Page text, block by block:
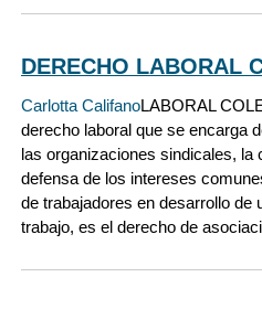
DERECHO LABORAL
Carlotta CalifanoLABORAL
derecho laboral que se encarga
las organizaciones sindicales, la
defensa de los intereses
de trabajadores en desarrollo de
trabajo, es el derecho de